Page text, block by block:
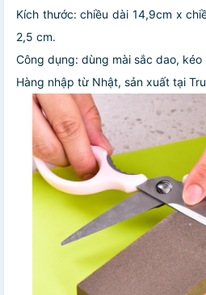
Kích thước: chiều dài 14,9cm x
2,5 cm.
Công dụng: dùng mài sắc dao, kéo
Hàng nhập từ Nhật, sản xuất tại